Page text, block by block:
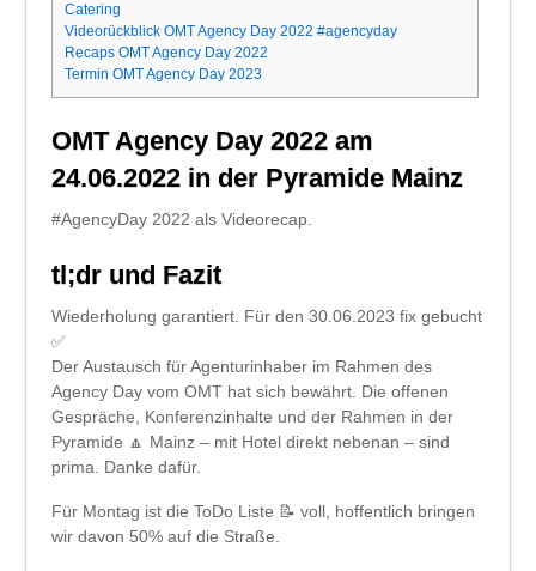
Catering
Videorückblick OMT Agency Day 2022 #agencyday
Recaps OMT Agency Day 2022
Termin OMT Agency Day 2023
OMT Agency Day 2022 am
24.06.2022 in der Pyramide Mainz
#AgencyDay 2022 als Videorecap.
tl;dr und Fazit
Wiederholung garantiert. Für den 30.06.2023 fix gebucht
✅
Der Austausch für Agenturinhaber im Rahmen des
Agency Day vom OMT hat sich bewährt. Die offenen
Gespräche, Konferenzinhalte und der Rahmen in der
Pyramide 🔼 Mainz – mit Hotel direkt nebenan – sind
prima. Danke dafür.
Für Montag ist die ToDo Liste 📝 voll, hoffentlich bringen
wir davon 50% auf die Straße.